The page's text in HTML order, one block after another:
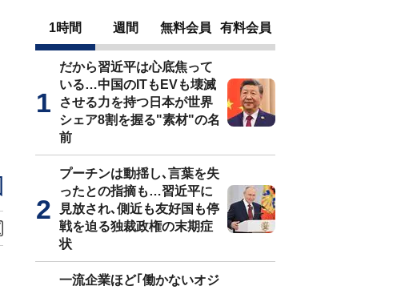
1時間 週間 無料会員 有料会員
だから習近平は心底焦って
いる…中国のITもEVも壊滅
させる力を持つ日本が世界
シェア8割を握る"素材"の名
前
プーチンは動揺し､言葉を失
ったとの指摘も…習近平に
見放され､側近も友好国も停
戦を迫る独裁政権の末期症
状
一流企業ほど｢働かないオジ